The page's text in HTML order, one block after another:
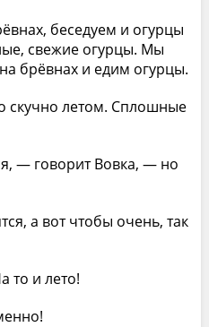
беседуем и огурцы
свежие огурцы. Мы
брёвнах и едим огурцы.
скучно летом. Сплошные
— говорит Вовка, — но
а вот чтобы очень, так
то и лето!